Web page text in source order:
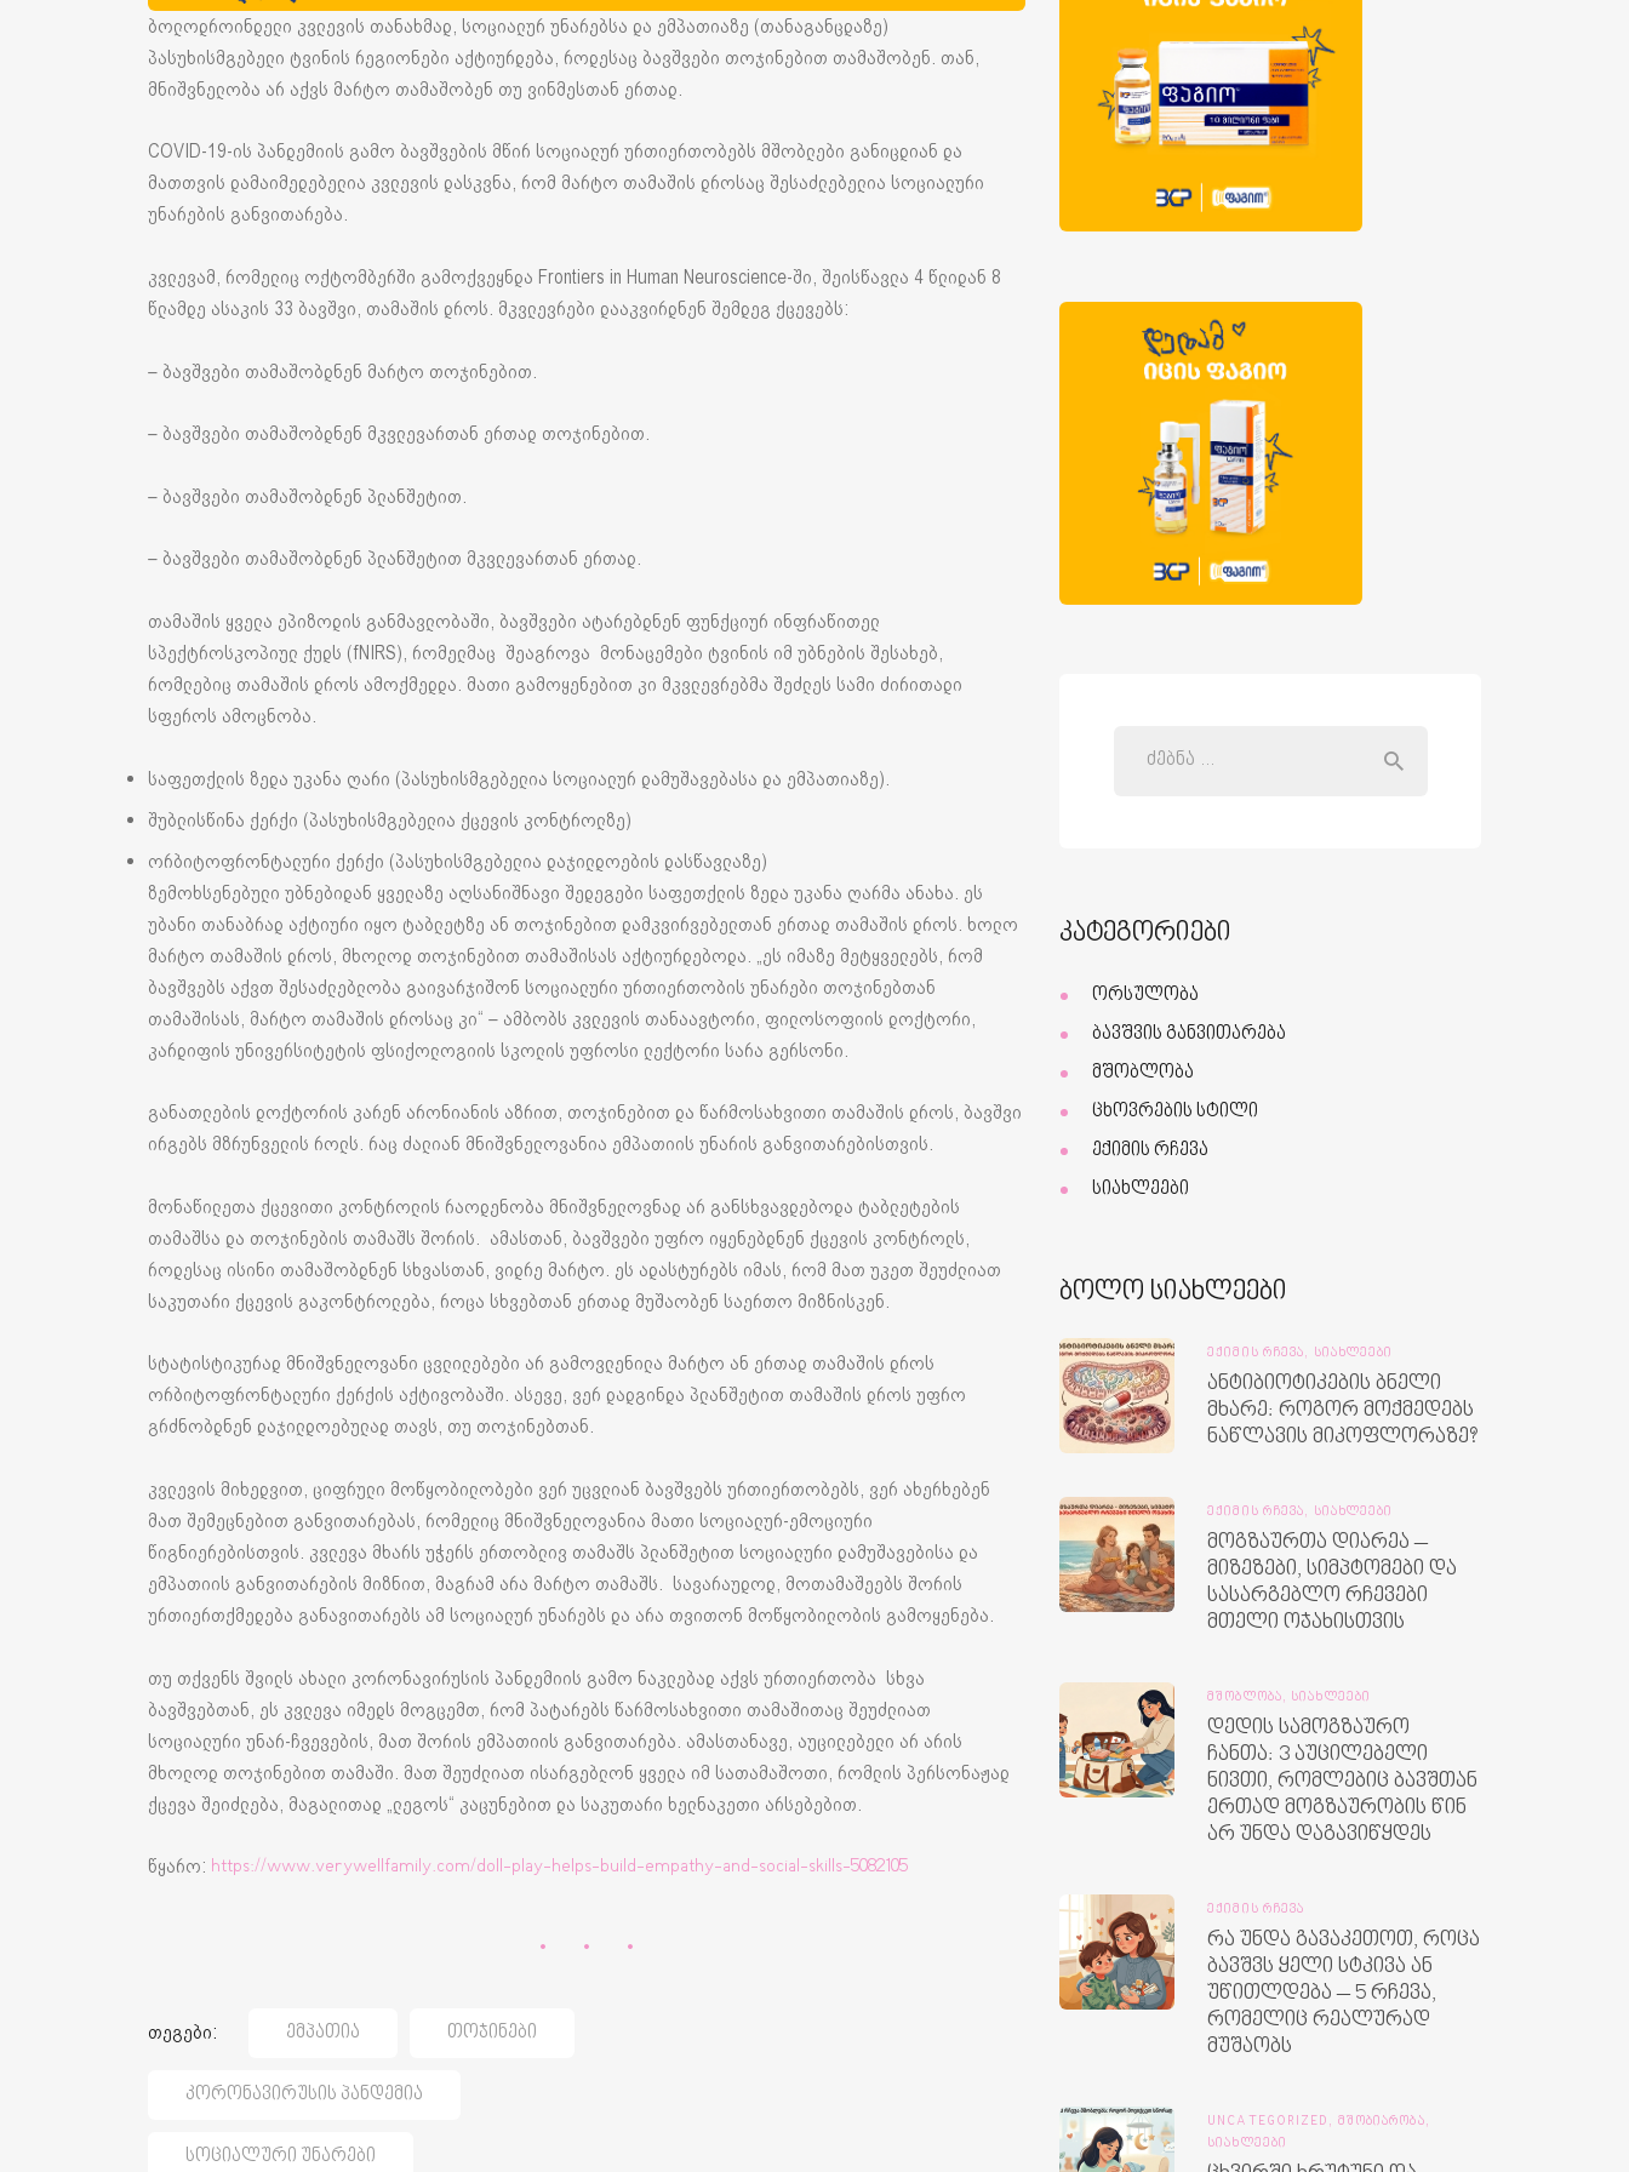
ბოლოდროინდელი კვლევის თანახმად, სოციალურ უნარებსა და ემპათიაზე (თანაგანცდაზე)
პასუხისმგებელი ტვინის რეგიონები აქტიურდება, როდესაც ბავშვები თოჯინებით თამაშობენ. თან,
მნიშვნელობა არ აქვს მარტო თამაშობენ თუ ვინმესთან ერთად.
COVID-19-ის პანდემიის გამო ბავშვების მწირ სოციალურ ურთიერთობებს მშობლები განიცდიან და
მათთვის დამაიმედებელია კვლევის დასკვნა, რომ მარტო თამაშის დროსაც შესაძლებელია სოციალური
უნარების განვითარება.
კვლევამ, რომელიც ოქტომბერში გამოქვეყნდა Frontiers in Human Neuroscience-ში, შეისწავლა 4 წლიდან 8
წლამდე ასაკის 33 ბავშვი, თამაშის დროს. მკვლევრები დააკვირდნენ შემდეგ ქცევებს:
– ბავშვები თამაშობდნენ მარტო თოჯინებით.
– ბავშვები თამაშობდნენ მკვლევართან ერთად თოჯინებით.
– ბავშვები თამაშობდნენ პლანშეტით.
– ბავშვები თამაშობდნენ პლანშეტით მკვლევართან ერთად.
თამაშის ყველა ეპიზოდის განმავლობაში, ბავშვები ატარებდნენ ფუნქციურ ინფრაწითელ
სპექტროსკოპიულ ქუდს (fNIRS), რომელმაც შეაგროვა მონაცემები ტვინის იმ უბნების შესახებ,
რომლებიც თამაშის დროს ამოქმედდა. მათი გამოყენებით კი მკვლევრებმა შეძლეს სამი ძირითადი
სფეროს ამოცნობა.
საფეთქლის ზედა უკანა ღარი (პასუხისმგებელია სოციალურ დამუშავებასა და ემპათიაზე).
შუბლისწინა ქერქი (პასუხისმგებელია ქცევის კონტროლზე)
ორბიტოფრონტალური ქერქი (პასუხისმგებელია დაჯილდოების დასწავლაზე)
ზემოხსენებული უბნებიდან ყველაზე აღსანიშნავი შედეგები საფეთქლის ზედა უკანა ღარმა ანახა. ეს
უბანი თანაბრად აქტიური იყო ტაბლეტზე ან თოჯინებით დამკვირვებელთან ერთად თამაშის დროს. ხოლო
მარტო თამაშის დროს, მხოლოდ თოჯინებით თამაშისას აქტიურდებოდა. „ეს იმაზე მეტყველებს, რომ
ბავშვებს აქვთ შესაძლებლობა გაივარჯიშონ სოციალური ურთიერთობის უნარები თოჯინებთან
თამაშისას, მარტო თამაშის დროსაც კი“ – ამბობს კვლევის თანაავტორი, ფილოსოფიის დოქტორი,
კარდიფის უნივერსიტეტის ფსიქოლოგიის სკოლის უფროსი ლექტორი სარა გერსონი.
განათლების დოქტორის კარენ არონიანის აზრით, თოჯინებით და წარმოსახვითი თამაშის დროს, ბავშვი
ირგებს მზრუნველის როლს. რაც ძალიან მნიშვნელოვანია ემპათიის უნარის განვითარებისთვის.
მონაწილეთა ქცევითი კონტროლის რაოდენობა მნიშვნელოვნად არ განსხვავდებოდა ტაბლეტების
თამაშსა და თოჯინების თამაშს შორის. ამასთან, ბავშვები უფრო იყენებდნენ ქცევის კონტროლს,
როდესაც ისინი თამაშობდნენ სხვასთან, ვიდრე მარტო. ეს ადასტურებს იმას, რომ მათ უკეთ შეუძლიათ
საკუთარი ქცევის გაკონტროლება, როცა სხვებთან ერთად მუშაობენ საერთო მიზნისკენ.
სტატისტიკურად მნიშვნელოვანი ცვლილებები არ გამოვლენილა მარტო ან ერთად თამაშის დროს
ორბიტოფრონტალური ქერქის აქტივობაში. ასევე, ვერ დადგინდა პლანშეტით თამაშის დროს უფრო
გრძნობდნენ დაჯილდოებულად თავს, თუ თოჯინებთან.
კვლევის მიხედვით, ციფრული მოწყობილობები ვერ უცვლიან ბავშვებს ურთიერთობებს, ვერ ახერხებენ
მათ შემეცნებით განვითარებას, რომელიც მნიშვნელოვანია მათი სოციალურ-ემოციური
წიგნიერებისთვის. კვლევა მხარს უჭერს ერთობლივ თამაშს პლანშეტით სოციალური დამუშავებისა და
ემპათიის განვითარების მიზნით, მაგრამ არა მარტო თამაშს. სავარაუდოდ, მოთამაშეებს შორის
ურთიერთქმედება განავითარებს ამ სოციალურ უნარებს და არა თვითონ მოწყობილობის გამოყენება.
თუ თქვენს შვილს ახალი კორონავირუსის პანდემიის გამო ნაკლებად აქვს ურთიერთობა სხვა
ბავშვებთან, ეს კვლევა იმედს მოგცემთ, რომ პატარებს წარმოსახვითი თამაშითაც შეუძლიათ
სოციალური უნარ-ჩვევების, მათ შორის ემპათიის განვითარება. ამასთანავე, აუცილებელი არ არის
მხოლოდ თოჯინებით თამაში. მათ შეუძლიათ ისარგებლონ ყველა იმ სათამაშოთი, რომლის პერსონაჟად
ქცევა შეიძლება, მაგალითად „ლეგოს“ კაცუნებით და საკუთარი ხელნაკეთი არსებებით.
წყარო: https://www.verywellfamily.com/doll-play-helps-build-empathy-and-social-skills-5082105
თეგები: Ემპათია Თოჯინები
Კორონავირუსის Პანდემია
Სოციალური Უნარები
კატეგორიები
ორსულობა
ბავშვის განვითარება
მშობლობა
ცხოვრების სტილი
ექიმის რჩევა
სიახლეები
ბოლო სიახლეები
ᲔᲥᲘᲛᲘᲡ ᲠᲩᲔᲕᲐ, ᲡᲘᲐᲮᲚᲔᲔᲑᲘ
ანტიბიოტიკების ბნელი
მხარე: როგორ მოქმედებს
ნაწლავის მიკოფლორაზე?
ᲔᲥᲘᲛᲘᲡ ᲠᲩᲔᲕᲐ, ᲡᲘᲐᲮᲚᲔᲔᲑᲘ
მოგზაურთა დიარეა –
მიზეზები, სიმპტომები და
სასარგებლო რჩევები
მთელი ოჯახისთვის
ᲛᲨᲝᲑᲚᲝᲑᲐ, ᲡᲘᲐᲮᲚᲔᲔᲑᲘ
დედის სამოგზაურო
ჩანთა: 3 აუცილებელი
ნივთი, რომლებიც ბავშთან
ერთად მოგზაურობის წინ
არ უნდა დაგავიწყდეს
ᲔᲥᲘᲛᲘᲡ ᲠᲩᲔᲕᲐ
რა უნდა გავაკეთოთ, როცა
ბავშვს ყელი სტკივა ან
უწითლდება – 5 რჩევა,
რომელიც რეალურად
მუშაობს
UNCATEGORIZED, ᲛᲨᲝᲑᲘᲐᲠᲝᲑᲐ,
ᲡᲘᲐᲮᲚᲔᲔᲑᲘ